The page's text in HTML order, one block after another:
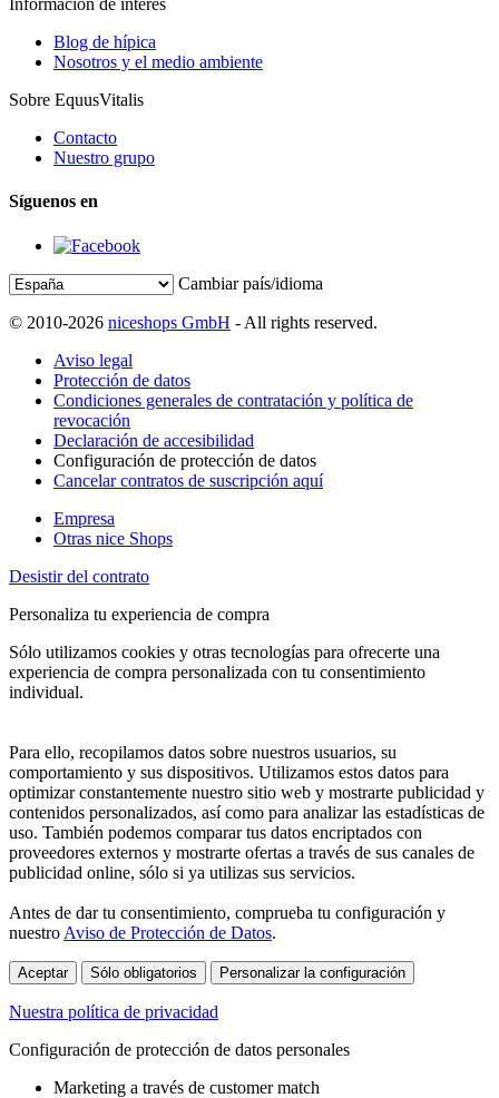
Información de interés
Blog de hípica
Nosotros y el medio ambiente
Sobre EquusVitalis
Contacto
Nuestro grupo
Síguenos en
Cambiar país/idioma
© 2010-2026 niceshops GmbH - All rights reserved.
Aviso legal
Protección de datos
Condiciones generales de contratación y política de
revocación
Declaración de accesibilidad
Configuración de protección de datos
Cancelar contratos de suscripción aquí
Empresa
Otras nice Shops
Desistir del contrato
Personaliza tu experiencia de compra
Sólo utilizamos cookies y otras tecnologías para ofrecerte una
experiencia de compra personalizada con tu consentimiento
individual.
Para ello, recopilamos datos sobre nuestros usuarios, su
comportamiento y sus dispositivos. Utilizamos estos datos para
optimizar constantemente nuestro sitio web y mostrarte publicidad y
contenidos personalizados, así como para analizar las estadísticas de
uso. También podemos comparar tus datos encriptados con
proveedores externos y mostrarte ofertas a través de sus canales de
publicidad online, sólo si ya utilizas sus servicios.
Antes de dar tu consentimiento, comprueba tu configuración y
nuestro Aviso de Protección de Datos.
Aceptar Sólo obligatorios Personalizar la configuración
Nuestra política de privacidad
Configuración de protección de datos personales
Marketing a través de customer match